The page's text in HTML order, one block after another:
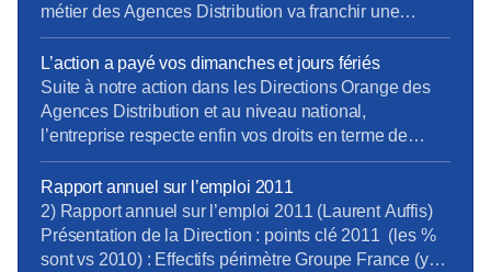
métier des Agences Distribution va franchir une
nouvelle étape vers la PVC (Part Variable
Commerciale) dès le 1er juillet 2013, avec la PVC
partielle. La PVC définitive arrivera au T2 2014. Les
grands principes de ces nouvelles règles
apparaissent plutôt vertueux, tant pour les équipes
souvent, la Direction pèche dans la mise en œuvre :
toutes les règles ne sont pas limpides, et, à moins
d’un mois de la mise en place, près de la moitié des
managers et la quasi-totalité des équipes de vente
L’action a payé vos dimanches et jours fériés
Suite à notre action dans les Directions Orange des
Agences Distribution et au niveau national,
l’entreprise respecte enfin vos droits en terme de
rémunération des dimanches et jours fériés que vous
soyez vendeurs, conseillers techniques, adjoints ou
managers (CEA). TractAD
remuTravailDimancheFeries 2013 OK.pdf
Rapport annuel sur l’emploi 2011
2) Rapport annuel sur l’emploi 2011 (Laurent Auffis)
Présentation de la Direction : points clé 2011 (les %
sont vs 2010) : Effectifs périmètre Groupe France (yc